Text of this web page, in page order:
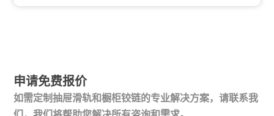
申请免费报价
如需定制抽屉滑轨和橱柜铰链的专业解决方案，请联系我